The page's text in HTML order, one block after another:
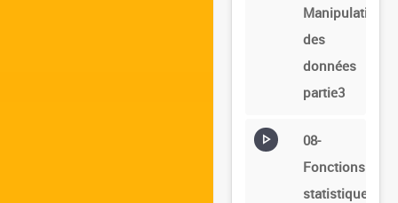
Manipulation
des
données
partie3
08-
Fonctions
statistiques